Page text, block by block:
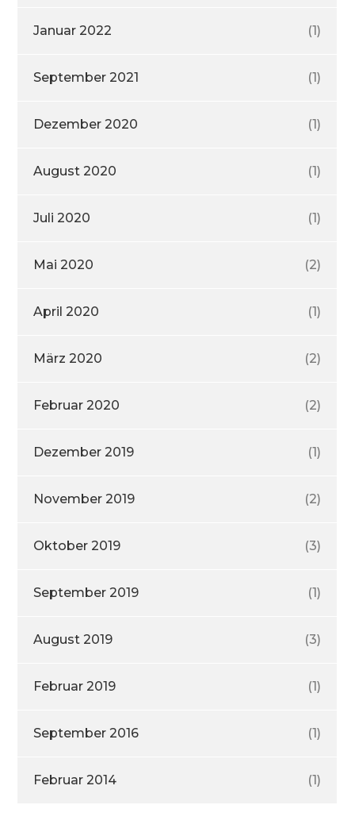
Januar 2022 (1)
September 2021 (1)
Dezember 2020 (1)
August 2020 (1)
Juli 2020 (1)
Mai 2020 (2)
April 2020 (1)
März 2020 (2)
Februar 2020 (2)
Dezember 2019 (1)
November 2019 (2)
Oktober 2019 (3)
September 2019 (1)
August 2019 (3)
Februar 2019 (1)
September 2016 (1)
Februar 2014 (1)